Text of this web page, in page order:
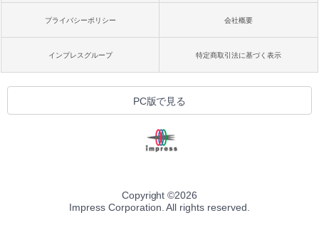
プライバシーポリシー 会社概要
インプレスグループ 特定商取引法に基づく表示
PC版で見る
Copyright ©2026
Impress Corporation. All rights reserved.